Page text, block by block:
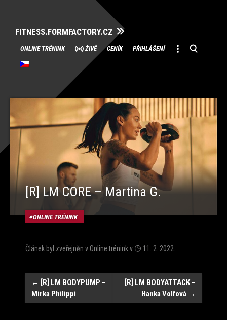
FITNESS.FORMFACTORY.CZ
Přeskočit
na
obsah
ONLINE TRÉNINK ŽIVĚ CENÍK PŘIHLÁŠENÍ
[R] LM CORE – Martina G.
ONLINE TRÉNINK
Článek byl zveřejněn vOnline tréninkv 11. 2. 2022
Navigace
← [R] LM BODYPUMP –
Mirka Philippi
[R] LM BODYATTACK –
Hanka Volfová →